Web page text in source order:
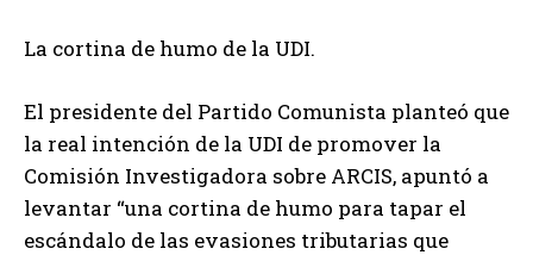
La cortina de humo de la UDI.
El presidente del Partido Comunista planteó que
la real intención de la UDI de promover la
Comisión Investigadora sobre ARCIS, apuntó a
levantar “una cortina de humo para tapar el
escándalo de las evasiones tributarias que